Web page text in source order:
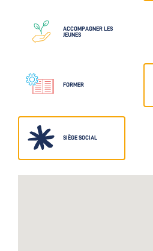
ACCOMPAGNER LES
JEUNES
FORMER
SIÈGE SOCIAL